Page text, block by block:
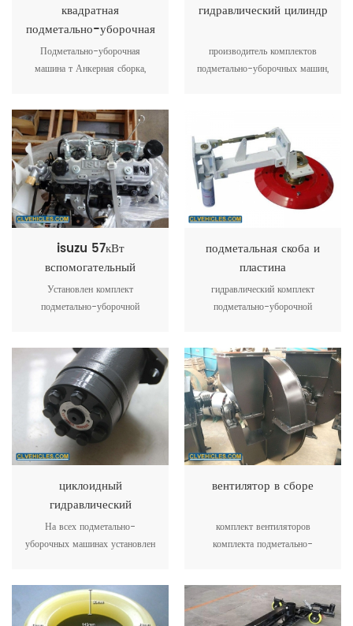
квадратная
подметально-уборочная
машина
Подметально-уборочная
машина т Анкерная сборка,
стали, основные детали литья
могут гарантировать качество и
производительность.
гидравлический цилиндр
производитель комплектов
подметально-уборочных машин,
мусоровоза,
isuzu 57кВт
вспомогательный
двигатель
Установлен комплект
подметально-уборочной
машины
подметальная скоба и
пластина
гидравлический комплект
подметально-уборочной
плиты и рабочая пластина
всасывания
циклоидный
гидравлический
двигатель
На всех подметально-
уборочных машинах установлен
оборудования, дорожная
подметальная щетка может
вентилятор в сборе
комплект вентиляторов
комплекта подметально-